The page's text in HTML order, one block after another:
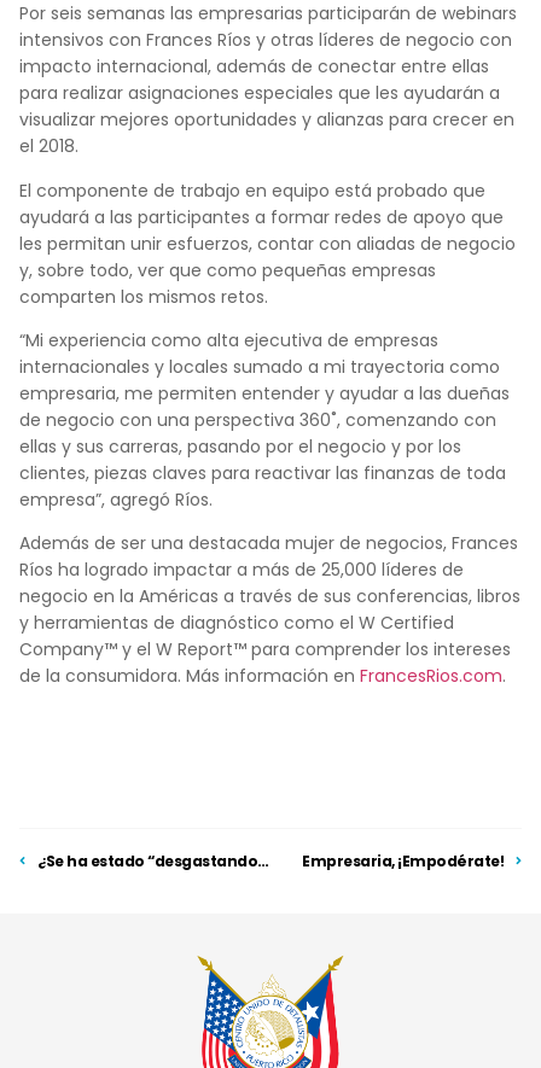
Por seis semanas las empresarias participarán de webinars
intensivos con Frances Ríos y otras líderes de negocio con
impacto internacional, además de conectar entre ellas
para realizar asignaciones especiales que les ayudarán a
visualizar mejores oportunidades y alianzas para crecer en
el 2018.
El componente de trabajo en equipo está probado que
ayudará a las participantes a formar redes de apoyo que
les permitan unir esfuerzos, contar con aliadas de negocio
y, sobre todo, ver que como pequeñas empresas
comparten los mismos retos.
“Mi experiencia como alta ejecutiva de empresas
internacionales y locales sumado a mi trayectoria como
empresaria, me permiten entender y ayudar a las dueñas
de negocio con una perspectiva 360˚, comenzando con
ellas y sus carreras, pasando por el negocio y por los
clientes, piezas claves para reactivar las finanzas de toda
empresa”, agregó Ríos.
Además de ser una destacada mujer de negocios, Frances
Ríos ha logrado impactar a más de 25,000 líderes de
negocio en la Américas a través de sus conferencias, libros
y herramientas de diagnóstico como el W Certified
Company™ y el W Report™ para comprender los intereses
de la consumidora. Más información en FrancesRios.com.
¿Se ha estado “desgastando” mi asertividad? Empresaria, ¡Empodérate!